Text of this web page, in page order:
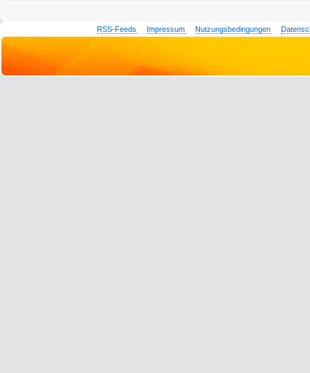
RSS-Feeds Impressum Nutzungsbedingungen